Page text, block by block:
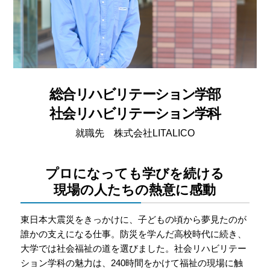
総合リハビリテーション学部
社会リハビリテーション学科
就職先 株式会社LITALICO
プロになっても学びを続ける
現場の人たちの熱意に感動
東日本大震災をきっかけに、子どもの頃から夢見たのが
誰かの支えになる仕事。防災を学んだ高校時代に続き、
大学では社会福祉の道を選びました。社会リハビリテー
ション学科の魅力は、240時間をかけて福祉の現場に触